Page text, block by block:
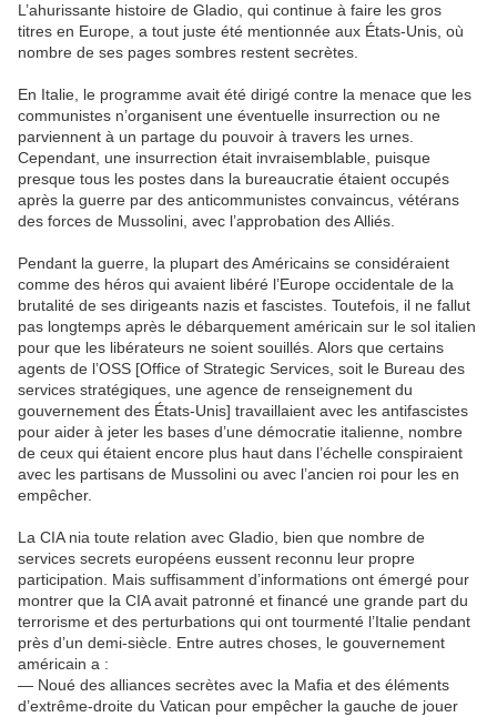
L’ahurissante histoire de Gladio, qui continue à faire les gros
titres en Europe, a tout juste été mentionnée aux États-Unis, où
nombre de ses pages sombres restent secrètes.
En Italie, le programme avait été dirigé contre la menace que les
communistes n’organisent une éventuelle insurrection ou ne
parviennent à un partage du pouvoir à travers les urnes.
Cependant, une insurrection était invraisemblable, puisque
presque tous les postes dans la bureaucratie étaient occupés
après la guerre par des anticommunistes convaincus, vétérans
des forces de Mussolini, avec l’approbation des Alliés.
Pendant la guerre, la plupart des Américains se considéraient
comme des héros qui avaient libéré l’Europe occidentale de la
brutalité de ses dirigeants nazis et fascistes. Toutefois, il ne fallut
pas longtemps après le débarquement américain sur le sol italien
pour que les libérateurs ne soient souillés. Alors que certains
agents de l’OSS [Office of Strategic Services, soit le Bureau des
services stratégiques, une agence de renseignement du
gouvernement des États-Unis] travaillaient avec les antifascistes
pour aider à jeter les bases d’une démocratie italienne, nombre
de ceux qui étaient encore plus haut dans l’échelle conspiraient
avec les partisans de Mussolini ou avec l’ancien roi pour les en
empêcher.
La CIA nia toute relation avec Gladio, bien que nombre de
services secrets européens eussent reconnu leur propre
participation. Mais suffisamment d’informations ont émergé pour
montrer que la CIA avait patronné et financé une grande part du
terrorisme et des perturbations qui ont tourmenté l’Italie pendant
près d’un demi-siècle. Entre autres choses, le gouvernement
américain a :
— Noué des alliances secrètes avec la Mafia et des éléments
d’extrême-droite du Vatican pour empêcher la gauche de jouer